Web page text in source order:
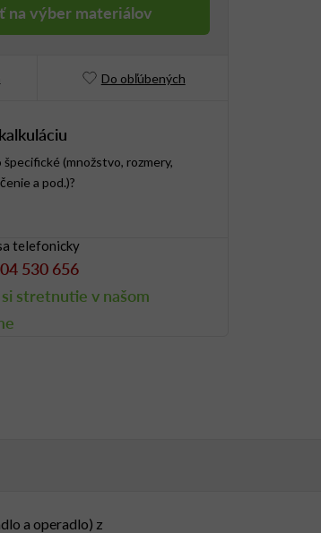
na výber materiálov
Do obľúbených
(množstvo, rozmery,
a pod.)?
telefonicky
530 656
stretnutie v našom
a operadlo) z